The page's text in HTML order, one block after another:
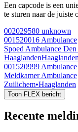
Een capcode is een
te sturen naar de juiste
002029580 unknown
001520016 Ambulance
Spoed Ambulance
HaaglandenHaaglanden
001520999 Ambulance
Meldkamer Ambulance
Zuilichem•Haaglanden
Toon FLEX bericht
Recente